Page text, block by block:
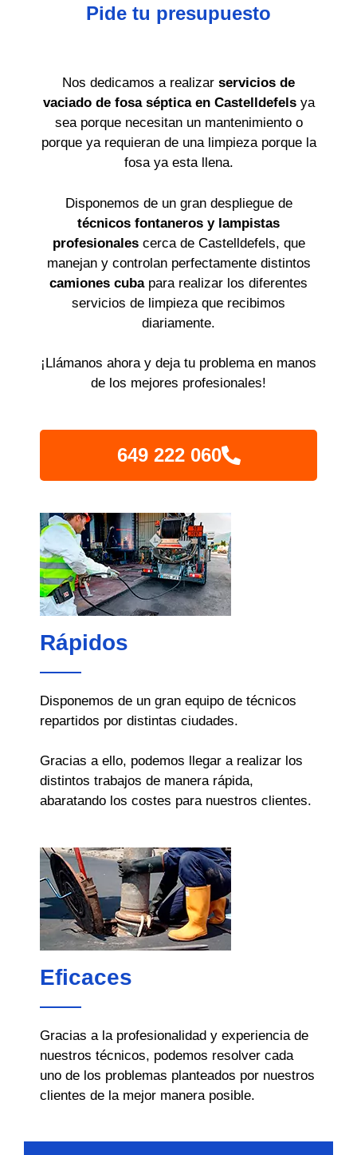
Pide tu presupuesto
Nos dedicamos a realizar servicios de
vaciado de fosa séptica en Castelldefels ya
sea porque necesitan un mantenimiento o
porque ya requieran de una limpieza porque la
fosa ya esta llena.
Disponemos de un gran despliegue de
técnicos fontaneros y lampistas
profesionalescerca de Castelldefels, que
manejan y controlan perfectamente distintos
camiones cubapara realizar los diferentes
servicios de limpieza que recibimos
diariamente.
¡Llámanos ahora y deja tu problema en manos
de los mejores profesionales!
649 222 060
Rápidos
Disponemos de un gran equipo de técnicos
repartidos por distintas ciudades.
Gracias a ello, podemos llegar a realizar los
distintos trabajos de manera rápida,
abaratando los costes para nuestros clientes.
Eficaces
Gracias a la profesionalidad y experiencia de
nuestros técnicos, podemos resolver cada
uno de los problemas planteados por nuestros
clientes de la mejor manera posible.